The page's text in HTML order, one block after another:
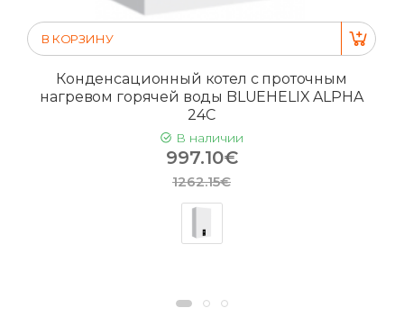
В КОРЗИНУ
Конденсационный котел с проточным
нагревом горячей воды BLUEHELIX ALPHA
24C
В наличии
997.10€
1262.15€